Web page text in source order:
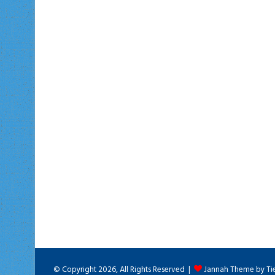
© Copyright 2026, All Rights Reserved | Jannah Theme by